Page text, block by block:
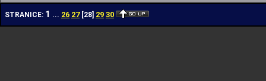
STRANICE: 1 ... 26 27[28] 29 30